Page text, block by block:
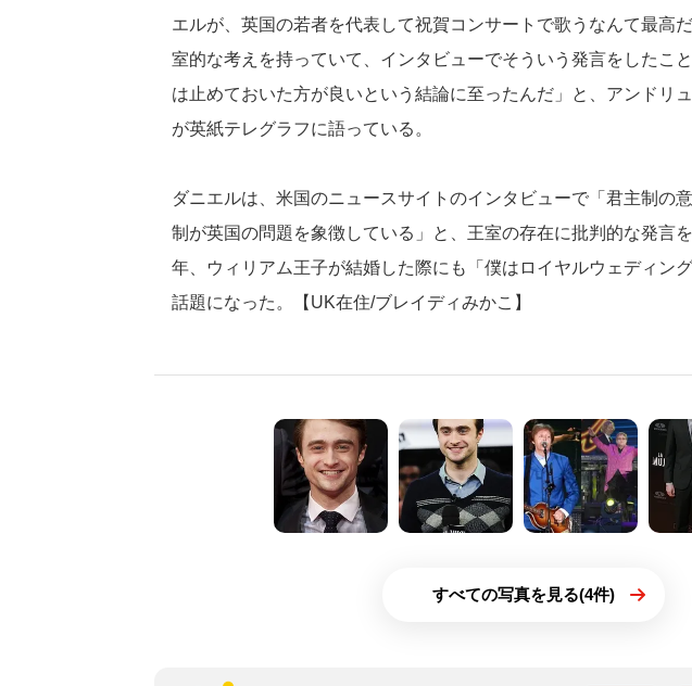
エルが、英国の若者を代表して祝賀コンサートで歌うなんて最高
室的な考えを持っていて、インタビューでそういう発言をしたこ
は止めておいた方が良いという結論に至ったんだ」と、アンドリ
が英紙テレグラフに語っている。
ダニエルは、米国のニュースサイトのインタビューで「君主制の
制が英国の問題を象徴している」と、王室の存在に批判的な発言
年、ウィリアム王子が結婚した際にも「僕はロイヤルウェディン
話題になった。【UK在住/ブレイディみかこ】
すべての写真を見る(4件)